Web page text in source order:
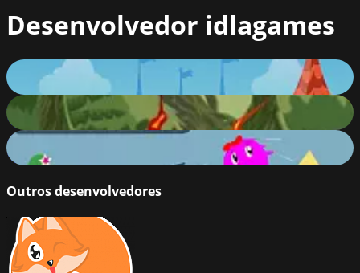
Desenvolvedor idlagames
Princess Rescue
67
Donny
56
Double Runner
58
%
Outros desenvolvedores